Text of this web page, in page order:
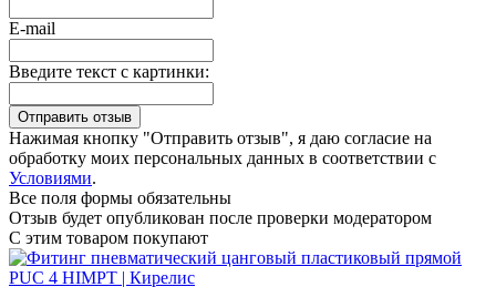
E-mail
Введите текст с картинки:
Нажимая кнопку "Отправить отзыв", я даю согласие на
обработку моих персональных данных в соответствии с
Условиями.
Все поля формы обязательны
Отзыв будет опубликован после проверки модератором
С этим товаром покупают